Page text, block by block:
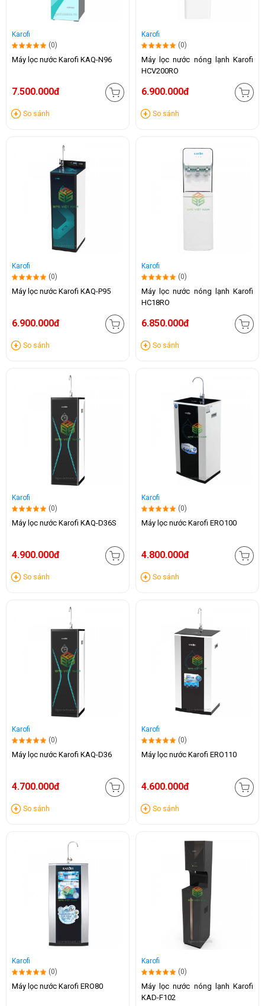
Karofi
(0)
Máy lọc nước Karofi KAQ-N96
7.500.000đ
So sánh
Karofi
(0)
Máy lọc nước nóng lạnh Karofi
HCV200RO
6.900.000đ
So sánh
Karofi
(0)
Máy lọc nước Karofi KAQ-P95
6.900.000đ
So sánh
Karofi
(0)
Máy lọc nước nóng lạnh Karofi
HC18RO
6.850.000đ
So sánh
Karofi
(0)
Máy lọc nước Karofi KAQ-D36S
4.900.000đ
So sánh
Karofi
(0)
Máy lọc nước Karofi ERO100
4.800.000đ
So sánh
Karofi
(0)
Máy lọc nước Karofi KAQ-D36
4.700.000đ
So sánh
Karofi
(0)
Máy lọc nước Karofi ERO110
4.600.000đ
So sánh
Karofi
(0)
Máy lọc nước Karofi ERO80
Karofi
(0)
Máy lọc nước nóng lạnh Karofi
KAD-F102